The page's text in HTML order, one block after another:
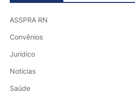
ASSPRA RN
Convênios
Jurídico
Notícias
Saúde